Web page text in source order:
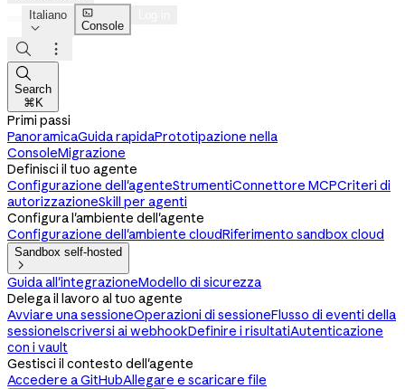
Italiano


Console



Search
⌘K
Primi passi
PanoramicaGuida rapidaPrototipazione nella
ConsoleMigrazione
Definisci il tuo agente
Configurazione dell'agenteStrumentiConnettore MCPCriteri di
autorizzazioneSkill per agenti
Configura l'ambiente dell'agente
Configurazione dell'ambiente cloudRiferimento sandbox cloud
Sandbox self-hosted

Guida all'integrazioneModello di sicurezza
Delega il lavoro al tuo agente
Avviare una sessioneOperazioni di sessioneFlusso di eventi della
sessioneIscriversi ai webhookDefinire i risultatiAutenticazione
con i vault
Gestisci il contesto dell'agente
Accedere a GitHubAllegare e scaricare file